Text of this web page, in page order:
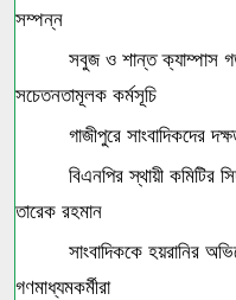
সম্পন্ন
সবুজ ও শান্ত ক্যাম্পাস
সচেতনতামূলক কর্মসূচি
গাজীপুরে সাংবাদিকদের
বিএনপির স্থায়ী কমিটির
তারেক রহমান
সাংবাদিককে হয়রানির
গণমাধ্যমকর্মীরা